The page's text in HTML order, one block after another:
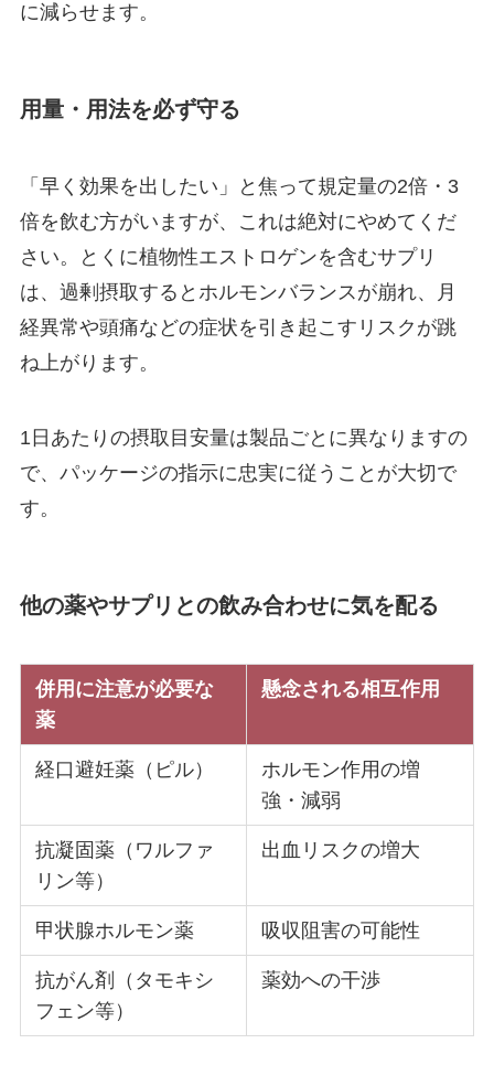
に減らせます。
用量・用法を必ず守る
「早く効果を出したい」と焦って規定量の2倍・3
倍を飲む方がいますが、これは絶対にやめてくだ
さい。とくに植物性エストロゲンを含むサプリ
は、過剰摂取するとホルモンバランスが崩れ、月
経異常や頭痛などの症状を引き起こすリスクが跳
ね上がります。
1日あたりの摂取目安量は製品ごとに異なりますの
で、パッケージの指示に忠実に従うことが大切で
す。
他の薬やサプリとの飲み合わせに気を配る
併用に注意が必要な
薬
懸念される相互作用
経口避妊薬（ピル）
ホルモン作用の増
強・減弱
抗凝固薬（ワルファ
リン等）
出血リスクの増大
甲状腺ホルモン薬 吸収阻害の可能性
抗がん剤（タモキシ
フェン等）
薬効への干渉